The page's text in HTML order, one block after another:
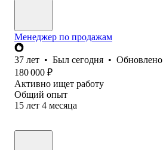
Менеджер по продажам
37 лет • Был сегодня • Обновлено
180 000 ₽
Активно ищет работу
Общий опыт
15 лет 4 месяца